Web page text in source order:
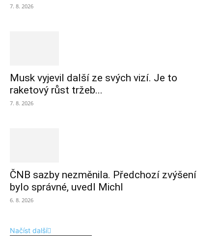
7. 8. 2026
Musk vyjevil další ze svých vizí. Je to
raketový růst tržeb...
7. 8. 2026
ČNB sazby nezměnila. Předchozí zvýšení
bylo správné, uvedl Michl
6. 8. 2026
Načíst další